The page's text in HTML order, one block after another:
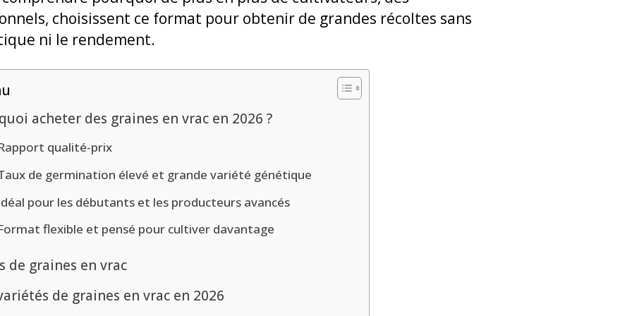
choisissent ce format pour obtenir de grandes récoltes sans
ni le rendement.
acheter des graines en vrac en 2026 ?
qualité-prix
de germination élevé et grande variété génétique
pour les débutants et les producteurs avancés
flexible et pensé pour cultiver davantage
de graines en vrac
de graines en vrac en 2026